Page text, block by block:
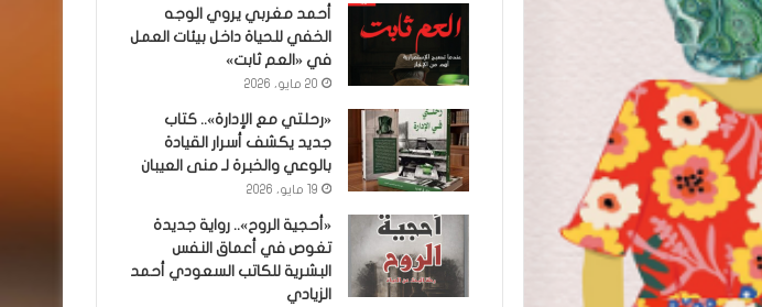
أحمد مغربي يروي الوجه
الخفي للحياة داخل بيئات العمل
في «العم ثابت»
20 مايو، 2026
«رحلتي مع الإدارة».. كتاب
جديد يكشف أسرار القيادة
بالوعي والخبرة لـ منى العيبان
19 مايو، 2026
«أحجية الروح».. رواية جديدة
تغوص في أعماق النفس
البشرية للكاتب السعودي أحمد
الزيادي